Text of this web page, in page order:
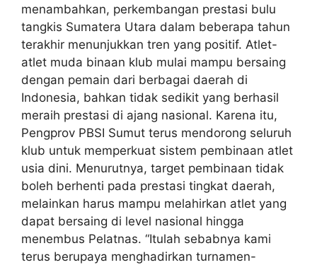
menambahkan, perkembangan prestasi bulu
tangkis Sumatera Utara dalam beberapa tahun
terakhir menunjukkan tren yang positif. Atlet-
atlet muda binaan klub mulai mampu bersaing
dengan pemain dari berbagai daerah di
Indonesia, bahkan tidak sedikit yang berhasil
meraih prestasi di ajang nasional. Karena itu,
Pengprov PBSI Sumut terus mendorong seluruh
klub untuk memperkuat sistem pembinaan atlet
usia dini. Menurutnya, target pembinaan tidak
boleh berhenti pada prestasi tingkat daerah,
melainkan harus mampu melahirkan atlet yang
dapat bersaing di level nasional hingga
menembus Pelatnas. “Itulah sebabnya kami
terus berupaya menghadirkan turnamen-